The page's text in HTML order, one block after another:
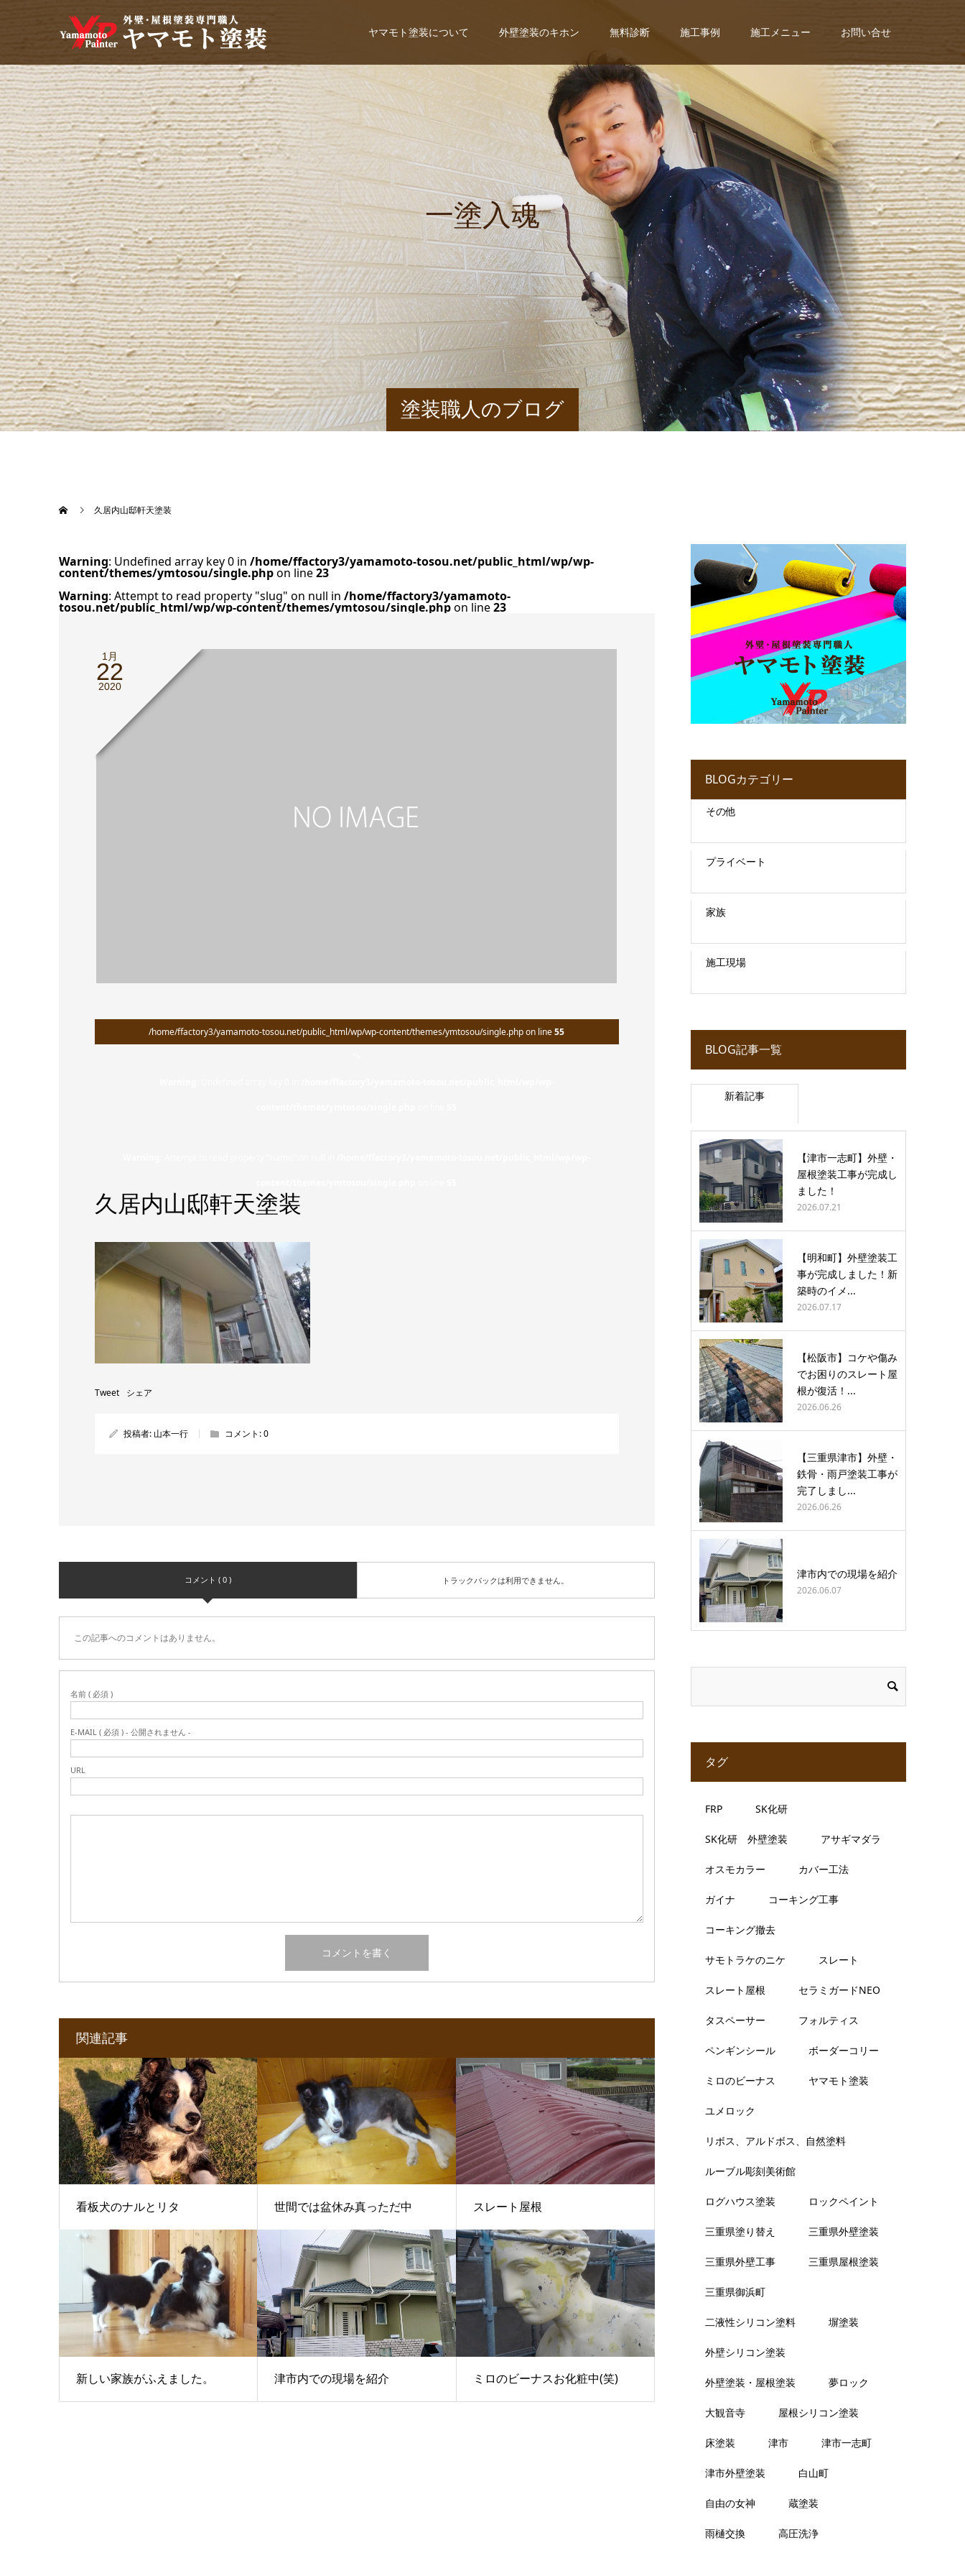
ヤマモト塗装について 外壁塗装のキホン 無料診断 施工事例 施工メニュー お問い合せ
塗装職人のブログ
一塗入魂
久居内山邸軒天塗装
Warning: Undefined array key 0 in /home/ffactory3/yamamoto-tosou.net/public_html/wp/wp-
content/themes/ymtosou/single.phpon line23
Warning: Attempt to read property "slug" on null in /home/ffactory3/yamamoto-
tosou.net/public_html/wp/wp-content/themes/ymtosou/single.phpon line23
1月
22
2020
/home/ffactory3/yamamoto-tosou.net/public_html/wp/wp-content/themes/ymtosou/single.php on line55
久居内山邸軒天塗装
Tweet シェア
投稿者: 山本一行 コメント:0
コメント ( 0 ) トラックバックは利用できません。
この記事へのコメントはありません。
名前 ( 必須 )
E-MAIL ( 必須 ) - 公開されません -
URL
関連記事
看板犬のナルとリタ 世間では盆休み真っただ中 スレート屋根
新しい家族がふえました。 津市内での現場を紹介 ミロのビーナスお化粧中(笑)
BLOGカテゴリー
その他
プライベート
家族
施工現場
BLOG記事一覧
新着記事
【津市一志町】外壁・
屋根塗装工事が完成し
ました！
2026.07.21
【明和町】外壁塗装工
事が完成しました！新
築時のイメ...
2026.07.17
【松阪市】コケや傷み
でお困りのスレート屋
根が復活！...
2026.06.26
【三重県津市】外壁・
鉄骨・雨戸塗装工事が
完了しまし...
2026.06.26
津市内での現場を紹介
2026.06.07
タグ
FRP SK化研
SK化研 外壁塗装 アサギマダラ
オスモカラー カバー工法
ガイナ コーキング工事
コーキング撤去
サモトラケのニケ スレート
スレート屋根 セラミガードNEO
タスペーサー フォルティス
ペンギンシール ボーダーコリー
ミロのビーナス ヤマモト塗装
ユメロック
リボス、アルドボス、自然塗料
ルーブル彫刻美術館
ログハウス塗装 ロックペイント
三重県塗り替え 三重県外壁塗装
三重県外壁工事 三重県屋根塗装
三重県御浜町
二液性シリコン塗料 塀塗装
外壁シリコン塗装
外壁塗装・屋根塗装 夢ロック
大観音寺 屋根シリコン塗装
床塗装 津市 津市一志町
津市外壁塗装 白山町
自由の女神 蔵塗装
雨樋交換 高圧洗浄